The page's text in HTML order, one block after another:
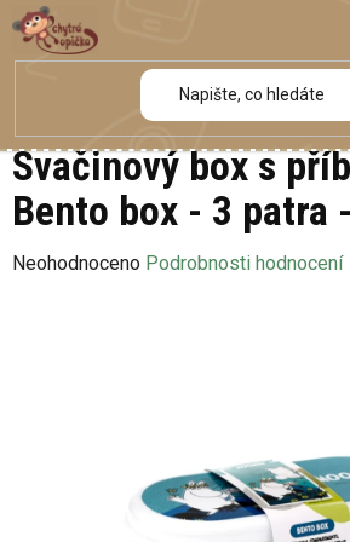
Přejít
na
obsah
Svačinový box s
Bento box - 3 patra
Průměrné
Neohodnoceno Podrobnosti hodnocení